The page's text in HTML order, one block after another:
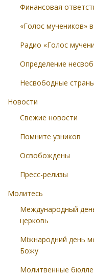
Финансовая
«Голос мучеников»
Радио «Голос
Определение
Несвободные страны
Новости
Свежие новости
Помните узников
Освобождены
Пресс-релизы
Молитесь
Международный
церковь
Міжнародний день
Божу
Молитвенные